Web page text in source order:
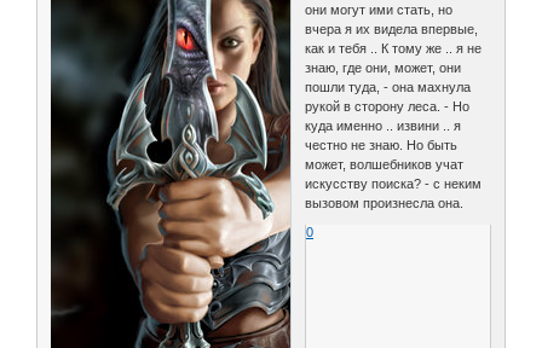
они могут ими стать, но
вчера я их видела впервые,
как и тебя .. К тому же .. я не
знаю, где они, может, они
пошли туда, - она махнула
рукой в сторону леса. - Но
куда именно .. извини .. я
честно не знаю. Но быть
может, волшебников учат
искусству поиска? - с неким
вызовом произнесла она.
0